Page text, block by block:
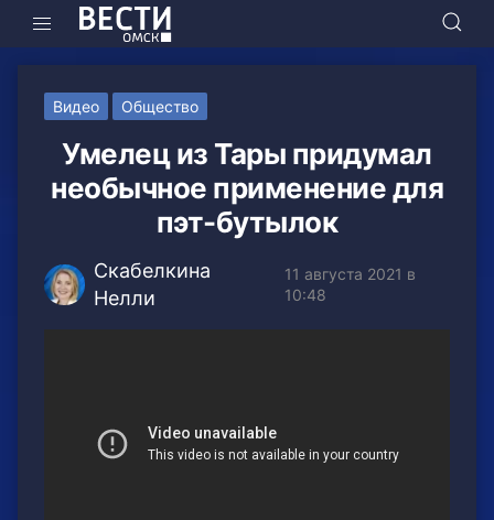
Видео Общество
Умелец из Тары придумал
необычное применение для
пэт-бутылок
Скабелкина
Нелли
11 августа 2021 в
10:48